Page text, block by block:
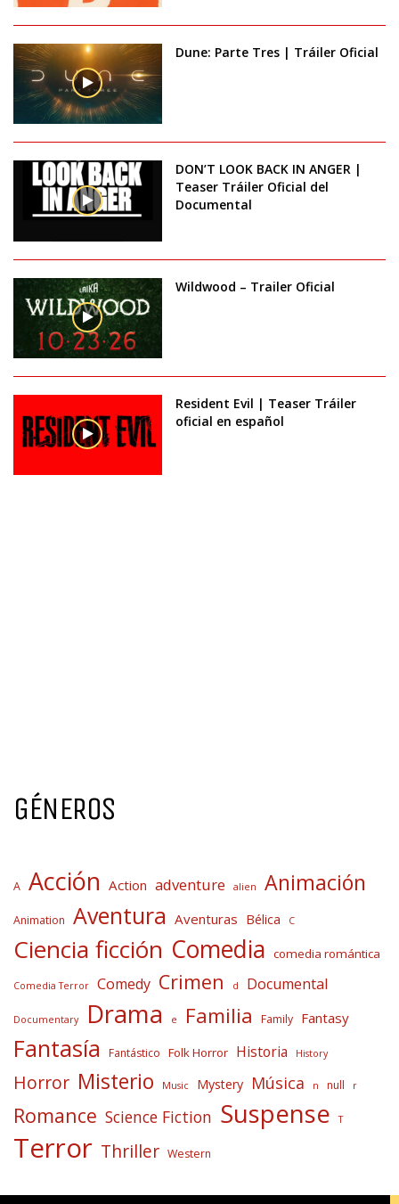
Dune: Parte Tres | Tráiler Oficial
DON’T LOOK BACK IN ANGER |
Teaser Tráiler Oficial del
Documental
Wildwood – Trailer Oficial
Resident Evil | Teaser Tráiler
oficial en español
GÉNEROS
A Acción Action adventure alien Animación
Animation Aventura Aventuras Bélica C
Ciencia ficción Comedia comedia romántica
Comedia Terror Comedy Crimen d Documental
Documentary Drama e Familia Family Fantasy
Fantasía Fantástico Folk Horror Historia History
Horror Misterio Music Mystery Música n null r
Romance Science Fiction Suspense T
Terror Thriller Western